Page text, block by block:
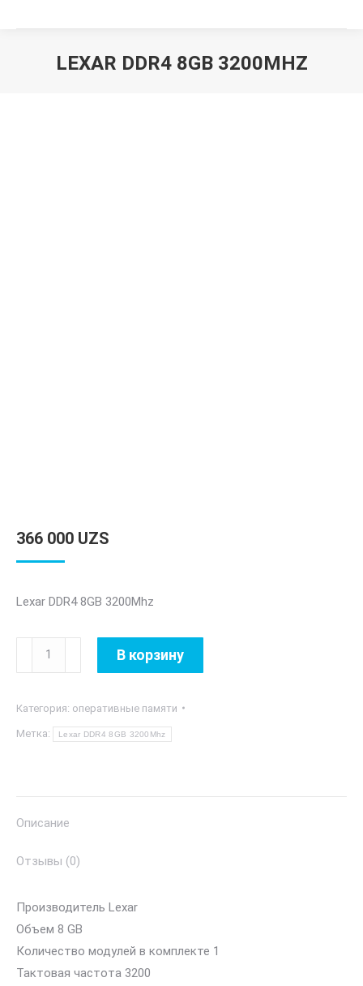
LEXAR DDR4 8GB 3200MHZ
366 000 UZS
Lexar DDR4 8GB 3200Mhz
Количество
товара
DDR4
8GB
В корзину
Категория: оперативные памяти
Метка: Lexar DDR4 8GB 3200Mhz
Описание
Отзывы (0)
Производитель Lexar
Объем 8 GB
Количество модулей в комплекте 1
Тактовая частота 3200